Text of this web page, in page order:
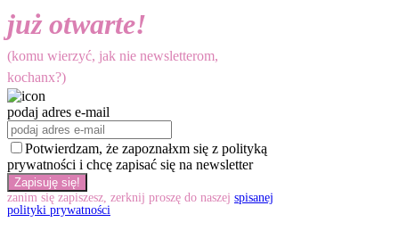
już otwarte!
(komu wierzyć, jak nie newsletterom,
kochanx?)
podaj adres e-mail
Potwierdzam, że zapoznałxm się z polityką
prywatności i chcę zapisać się na newsletter
zanim się zapiszesz, zerknij proszę do naszej spisanej
polityki prywatności